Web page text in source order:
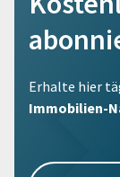
Erhalte hier
Immobilien-